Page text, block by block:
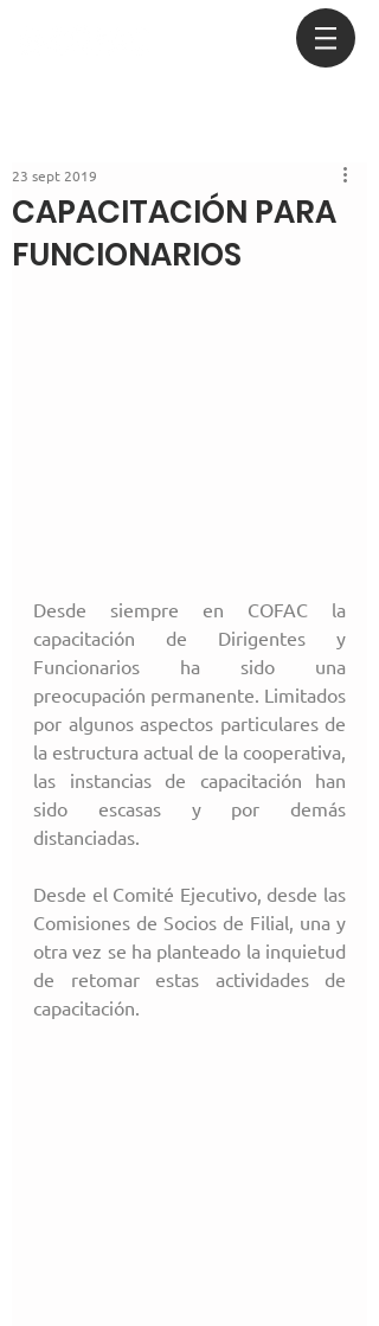
CAPACITACIÓN PARA
FUNCIONARIOS
23 sept 2019
Desde siempre en COFAC la
capacitación de Dirigentes y
Funcionarios ha sido una
preocupación permanente. Limitados
por algunos aspectos particulares de
la estructura actual de la cooperativa,
las instancias de capacitación han
sido escasas y por demás
distanciadas.
Desde el Comité Ejecutivo, desde las
Comisiones de Socios de Filial, una y
otra vez se ha planteado la inquietud
de retomar estas actividades de
capacitación.